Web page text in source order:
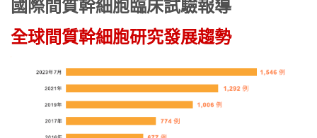
國際間質幹細胞臨床試驗報導
全球間質幹細胞研究發展趨勢